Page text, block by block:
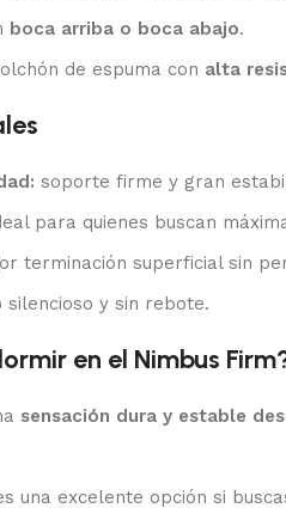
boca arriba o boca abajo.
de espuma con alta
soporte firme y gran
para quienes buscan
terminación superficial sin
silencioso y sin rebote.
en el Nimbus
sensación dura y estable
una excelente opción si